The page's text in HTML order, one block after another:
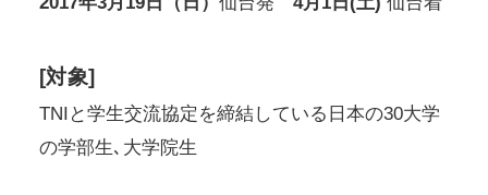
[対象]
TNIと学生交流協定を締結している日本の30大学
の学部生､大学院生